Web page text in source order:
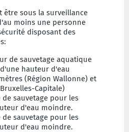
être sous la surveillance
moins une personne
disposant des
de sauvetage aquatique
hauteur d'eau
(Région Wallonne) et
Capitale)
de sauvetage pour les
d'eau moindre.
de sauvetage pour les
d'eau moindre.